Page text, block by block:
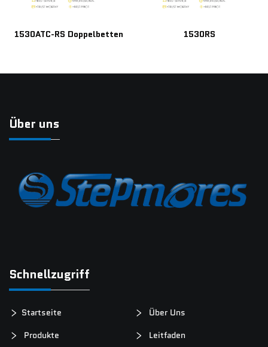
1530ATC-RS Doppelbetten 1530RS
Über uns
Schnellzugriff
Startseite
Über Uns
Produkte
Leitfaden